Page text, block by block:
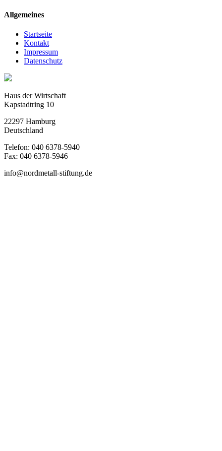
Allgemeines
Startseite
Kontakt
Impressum
Datenschutz
Haus der Wirtschaft
Kapstadtring 10
22297 Hamburg
Deutschland
Telefon: 040 6378-5940
Fax: 040 6378-5946
info@nordmetall-stiftung.de